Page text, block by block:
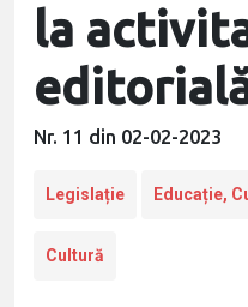
la
Nr. 11 din 02-02-2023
Legislație Educație,
Cultură